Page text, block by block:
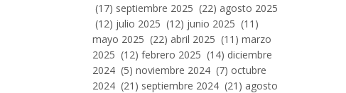
(17) septiembre 2025 (22) agosto 2025
(12) julio 2025 (12) junio 2025 (11)
mayo 2025 (22) abril 2025 (11) marzo
2025 (12) febrero 2025 (14) diciembre
2024 (5) noviembre 2024 (7) octubre
2024 (21) septiembre 2024 (21) agosto